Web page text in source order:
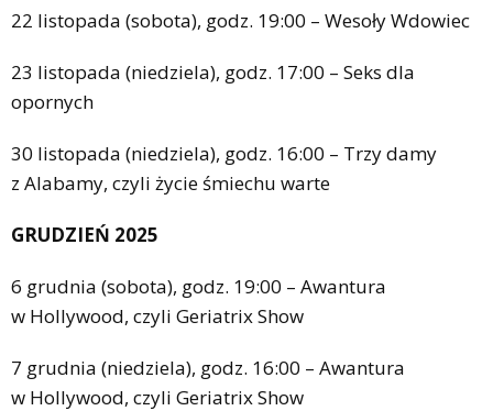
22 listopada (sobota), godz. 19:00 – Wesoły Wdowiec
23 listopada (niedziela), godz. 17:00 – Seks dla
opornych
30 listopada (niedziela), godz. 16:00 – Trzy damy
z Alabamy, czyli życie śmiechu warte
GRUDZIEŃ 2025
6 grudnia (sobota), godz. 19:00 – Awantura
w Hollywood, czyli Geriatrix Show
7 grudnia (niedziela), godz. 16:00 – Awantura
w Hollywood, czyli Geriatrix Show